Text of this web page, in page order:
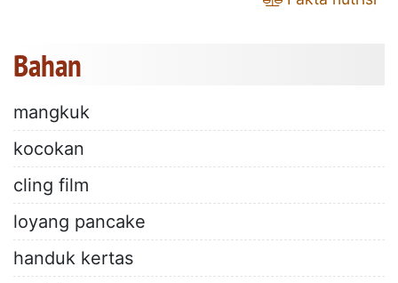
Bahan
mangkuk
kocokan
cling film
loyang pancake
handuk kertas